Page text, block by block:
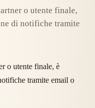
o utente finale,
di notifiche tramite
o utente finale, è
tramite email o